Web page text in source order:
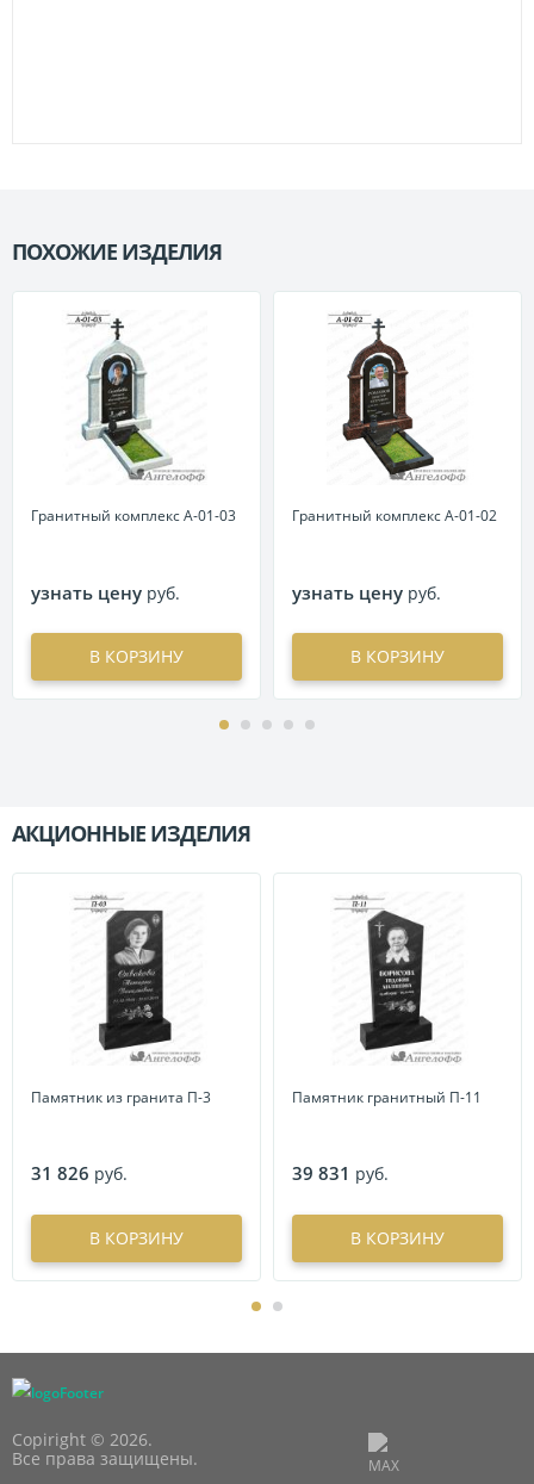
ПОХОЖИЕ ИЗДЕЛИЯ
Гранитный комплекс А-01-03
узнать цену руб.
В КОРЗИНУ
Гранитный комплекс А-01-02
узнать цену руб.
В КОРЗИНУ
АКЦИОННЫЕ ИЗДЕЛИЯ
Памятник из гранита П-3
31 826 руб.
В КОРЗИНУ
Памятник гранитный П-11
39 831 руб.
В КОРЗИНУ
Copiright © 2026.
Все права защищены.